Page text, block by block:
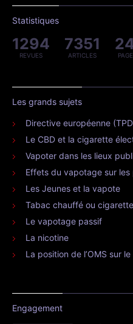
Statistiques
1294
REVUES
7351
ARTICLES
Les grands sujets
Directive européenne
Le CBD et la cigarette
Vapoter dans les lieux
Effets du vapotage sur les
Les Jeunes et la vapote
Tabac chauffé ou
Le vapotage passif
La nicotine
La position de l’OMS sur
Engagement